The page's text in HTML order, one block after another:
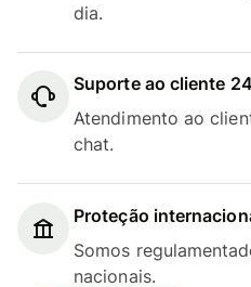
dia.
Suporte ao cliente
Atendimento ao
chat.
Proteção
Somos
nacionais.